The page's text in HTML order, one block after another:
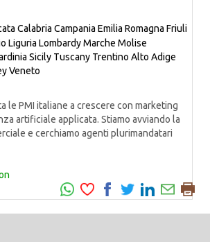
Calabria Campania Emilia Romagna Friuli
Liguria LombardyMarche Molise
Sicily Tuscany Trentino Alto Adige
Veneto
le PMI italiane a crescere con marketing
artificiale applicata. Stiamo avviando la
e cerchiamo agenti plurimandatari